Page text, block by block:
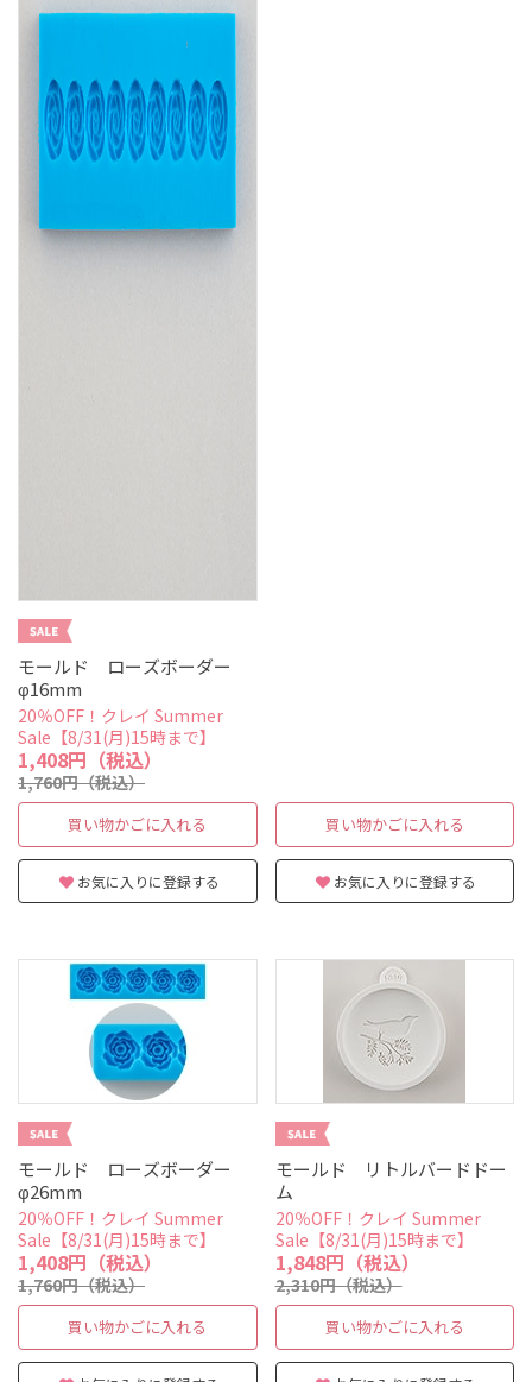
モールド ローズボーダー
φ16mm
20％OFF！クレイ Summer
Sale【8/31(月)15時まで】
1,408円（税込）
1,760円（税込）
買い物かごに入れる
お気に入りに登録する
買い物かごに入れる
お気に入りに登録する
モールド ローズボーダー
φ26mm
20％OFF！クレイ Summer
Sale【8/31(月)15時まで】
1,408円（税込）
1,760円（税込）
買い物かごに入れる
モールド リトルバードドー
ム
20％OFF！クレイ Summer
Sale【8/31(月)15時まで】
1,848円（税込）
2,310円（税込）
買い物かごに入れる